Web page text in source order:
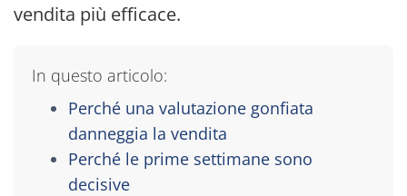
vendita più efficace.
In questo articolo:
Perché una valutazione gonfiata
danneggia la vendita
Perché le prime settimane sono
decisive